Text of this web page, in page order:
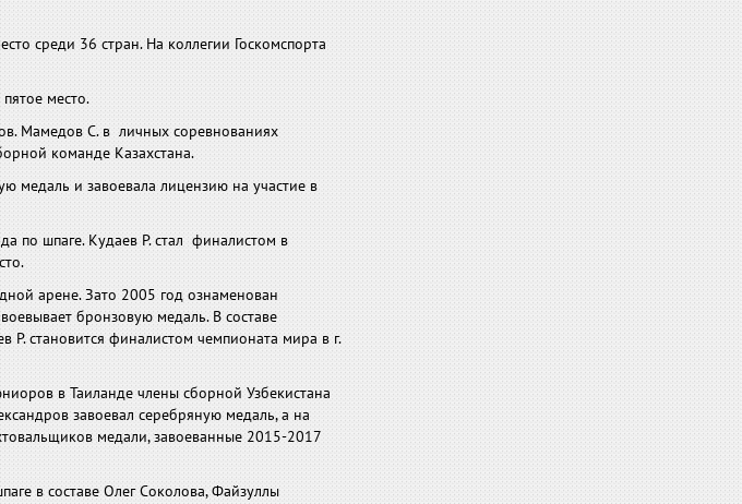
среди 36 стран. На коллегии Госкомспорта
место.
Мамедов С. в личных соревнованиях
команде Казахстана.
медаль и завоевала лицензию на участие в
по шпаге. Кудаев Р. стал финалистом в
арене. Зато 2005 год ознаменован
бронзовую медаль. В составе
становится финалистом чемпионата мира в г.
в Таиланде члены сборной Узбекистана
завоевал серебряную медаль, а на
медали, завоеванные 2015-2017
в составе Олег Соколова, Файзуллы